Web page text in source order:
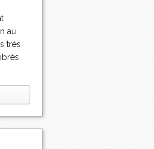
au
très